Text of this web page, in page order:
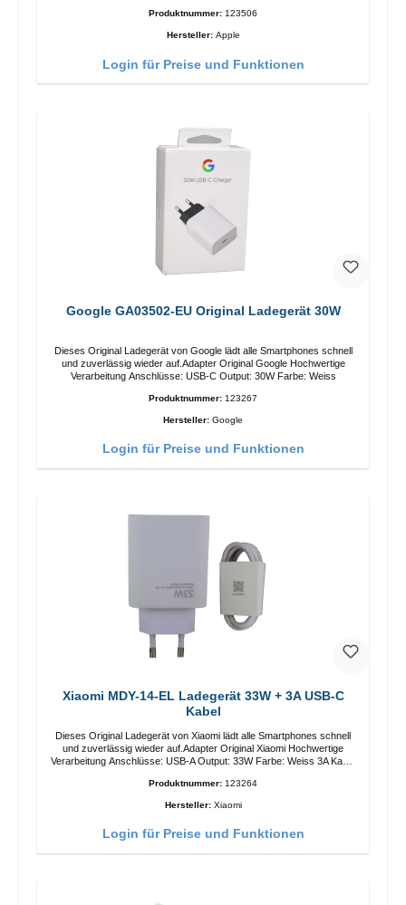
Produktnummer: 123506
Hersteller: Apple
Login für Preise und Funktionen
Google GA03502-EU Original Ladegerät 30W
Dieses Original Ladegerät von Google lädt alle Smartphones schnell
und zuverlässig wieder auf.Adapter Original Google Hochwertige
Verarbeitung Anschlüsse: USB-C Output: 30W Farbe: Weiss
Produktnummer: 123267
Hersteller: Google
Login für Preise und Funktionen
Xiaomi MDY-14-EL Ladegerät 33W + 3A USB-C
Kabel
Dieses Original Ladegerät von Xiaomi lädt alle Smartphones schnell
und zuverlässig wieder auf.Adapter Original Xiaomi Hochwertige
Verarbeitung Anschlüsse: USB-A Output: 33W Farbe: Weiss 3A Kabel
Produktnummer: 123264
Hersteller: Xiaomi
Login für Preise und Funktionen